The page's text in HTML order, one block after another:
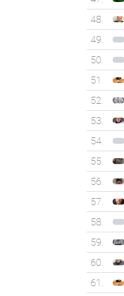
48.
49.
50.
51.
52.
53.
54.
55.
56.
57.
58.
59.
60.
61.